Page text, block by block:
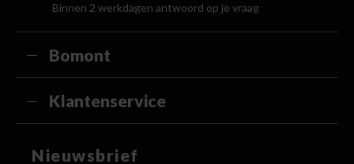
Binnen 2 werkdagen antwoord op je vraag
Bomont
Klantenservice
Nieuwsbrief